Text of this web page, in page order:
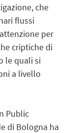
che
flussi
per
criptiche di
le quali si
a livello
Public
di Bologna ha